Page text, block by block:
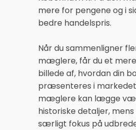
mere for pengene og i
bedre handelspris.
Når du sammenligner
mæglere, får du et
billede af, hvordan din
præsenteres i
mæglere kan lægge
historiske detaljer,
særligt fokus på